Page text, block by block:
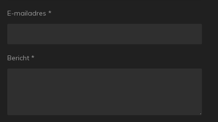
E-mailadres *
Bericht *